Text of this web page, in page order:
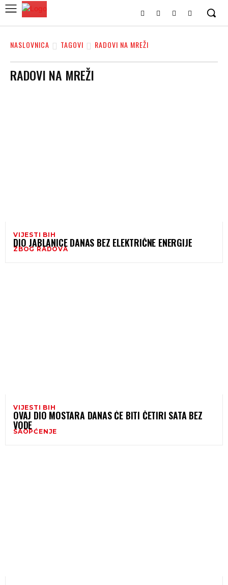
NASLOVNICA TAGOVI RADOVI NA MREŽI
RADOVI NA MREŽI
VIJESTI BIH
DIO JABLANICE DANAS BEZ ELEKTRIČNE ENERGIJE
ZBOG RADOVA
VIJESTI BIH
OVAJ DIO MOSTARA DANAS ĆE BITI ČETIRI SATA BEZ
VODE
SAOPĆENJE